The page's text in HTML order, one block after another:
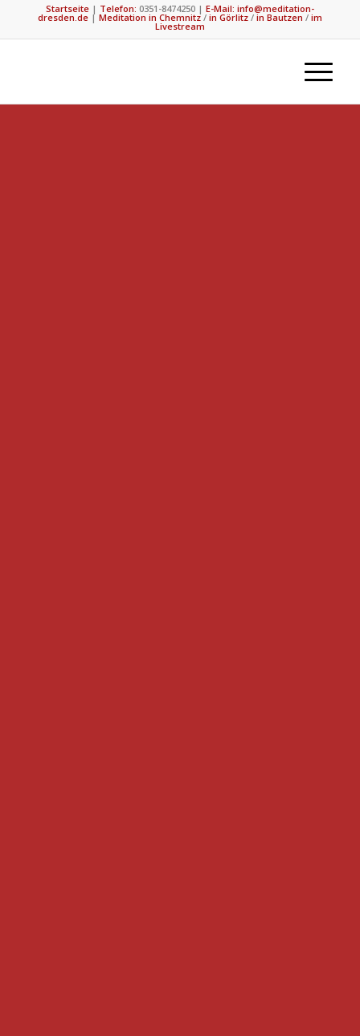
Startseite| Telefon: 0351-8474250| E-Mail: info@meditation-
dresden.de| Meditation in Chemnitz / in Görlitz / in Bautzen / im
Livestream